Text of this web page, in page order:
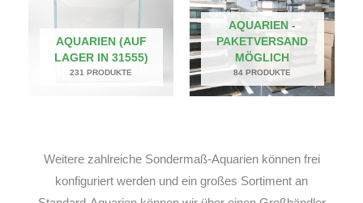
AQUARIEN (AUF
LAGER IN 31555)
231 PRODUKTE
AQUARIEN -
PAKETVERSAND
MÖGLICH
84 PRODUKTE
Weitere zahlreiche Sondermaß-Aquarien können frei
konfiguriert werden und ein großes Sortiment an